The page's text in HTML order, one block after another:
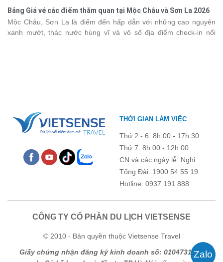
chỉ là dịp nâng cao kỹ năng và chia sẻ kinh nghiệm công tác,
chương trình còn mang đến những hoạt động giao lưu sôi nổi,
góp phần gắn kết tập thể và lưu giữ nhiều kỷ niệm đáng nhớ.
Bảng Giá vé các điểm thăm quan tại Mộc Châu và Sơn La 2026
Mộc Châu, Sơn La là điểm đến hấp dẫn với những cao nguyên
xanh mướt, thác nước hùng vĩ và vô số địa điểm check-in nổi
THỜI GIAN LÀM VIỆC
Thứ 2 - 6: 8h:00 - 17h:30
Thứ 7: 8h:00 - 12h:00
CN và các ngày lễ: Nghỉ
Tổng Đài: 1900 54 55 19
Hotline: 0937 191 888
CÔNG TY CỔ PHẦN DU LỊCH VIETSENSE
© 2010 - Bản quyền thuộc Vietsense Travel
Giấy chứng nhận đăng ký kinh doanh số: 0104731205